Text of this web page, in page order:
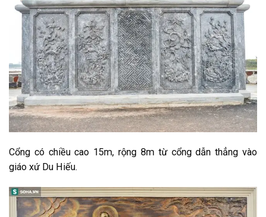
Cổng có chiều cao 15m, rộng 8m từ cổng dẫn thẳng vào
giáo xứ Du Hiếu.